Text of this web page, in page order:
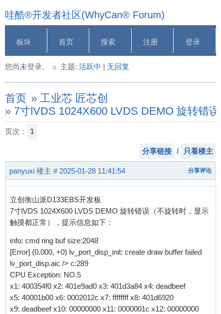
哇酷®开发者社区(WhyCan® Forum)
板块 首页 搜索 注册 登录
您尚未登录。 主题: 活跃中 | 无回复
首页 » 工业芯 匠芯创
» 7寸lVDS 1024X600 LVDS DEMO 旋转错
页次： 1
分享链接 / 只看楼主
panyuxi 楼主 # 2025-01-28 11:41:54 分享评论
立创衡山派D133EBS开发板
7寸lVDS 1024X600 LVDS DEMO 旋转错误（不旋转时，显示
触摸都正常），提示信息如下：
info: cmd ring buf size:2048
[Error] (0.000, +0) lv_port_disp_init: create draw buffer failed
lv_port_disp.aic /> c:289
CPU Exception: NO.5
x1: 400354f0 x2: 401e9ad0 x3: 401d3a84 x4: deadbeef
x5: 40001b00 x6: 0002012c x7: ffffffff x8: 401d6920
x9: deadbeef x10: 00000000 x11: 0000001c x12: 00000000